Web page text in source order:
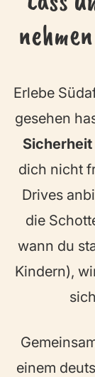
Erlebe
gesehen
Sicherheit
dich nicht
Drives
die
wann du
Kindern),
einem